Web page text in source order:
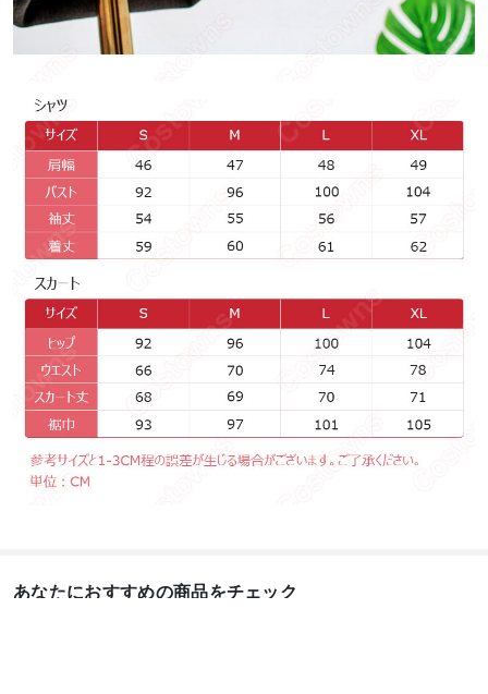
あなたにおすすめの商品をチェック